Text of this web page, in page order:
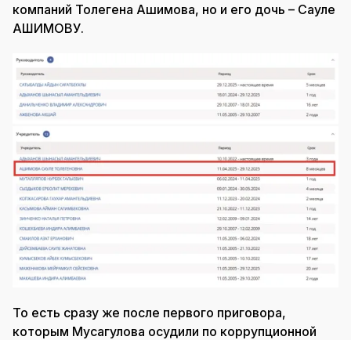
компаний Толегена Ашимова, но и его дочь – Сауле
АШИМОВУ.
То есть сразу же после первого приговора,
которым Мусагулова осудили по коррупционной